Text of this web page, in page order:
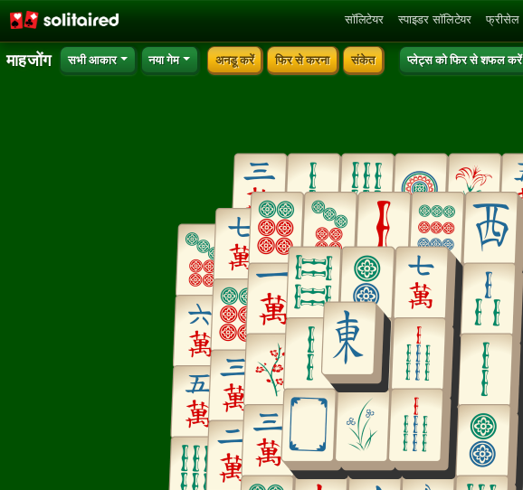
सॉलिटेयर स्पाइडर सॉलिटेयर फ्रीसेल
माहजोंग सभी आकार नया गेम अनडू करें फिर से करना संकेत प्लेट्स को फिर से शफल करें